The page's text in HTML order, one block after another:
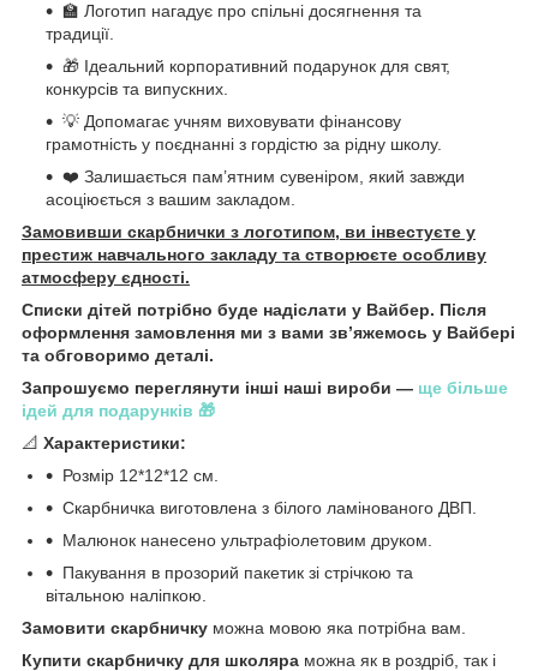
🏫 Логотип нагадує про спільні досягнення та
традиції.
🎁 Ідеальний корпоративний подарунок для свят,
конкурсів та випускних.
💡 Допомагає учням виховувати фінансову
грамотність у поєднанні з гордістю за рідну школу.
❤️ Залишається пам’ятним сувеніром, який завжди
асоціюється з вашим закладом.
Замовивши скарбнички з логотипом, ви інвестуєте у
престиж навчального закладу та створюєте особливу
атмосферу єдності.
Списки дітей потрібно буде надіслати у Вайбер. Після
оформлення замовлення ми з вами звʼяжемось у Вайбері
та обговоримо деталі.
Запрошуємо переглянути інші наші вироби — ще більше
ідей для подарунків 🎁
📐 Характеристики:
Розмір 12*12*12 см.
Скарбничка виготовлена з білого ламінованого ДВП.
Малюнок нанесено ультрафіолетовим друком.
Пакування в прозорий пакетик зі стрічкою та
вітальною наліпкою.
Замовити скарбничку можна мовою яка потрібна вам.
Купити скарбничку для школяра можна як в роздріб, так і